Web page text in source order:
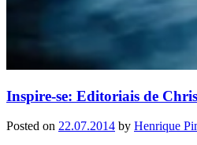
Inspire-se: Editoriais de
Posted on 22.07.2014 by Henrique